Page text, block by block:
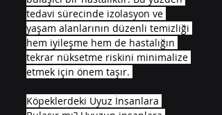
tedavi sürecinde izolasyon ve
yaşam alanlarının düzenli temizliği
hem iyileşme hem de hastalığın
tekrar nüksetme riskini minimalize
etmek için önem taşır.
Köpeklerdeki Uyuz İnsanlara